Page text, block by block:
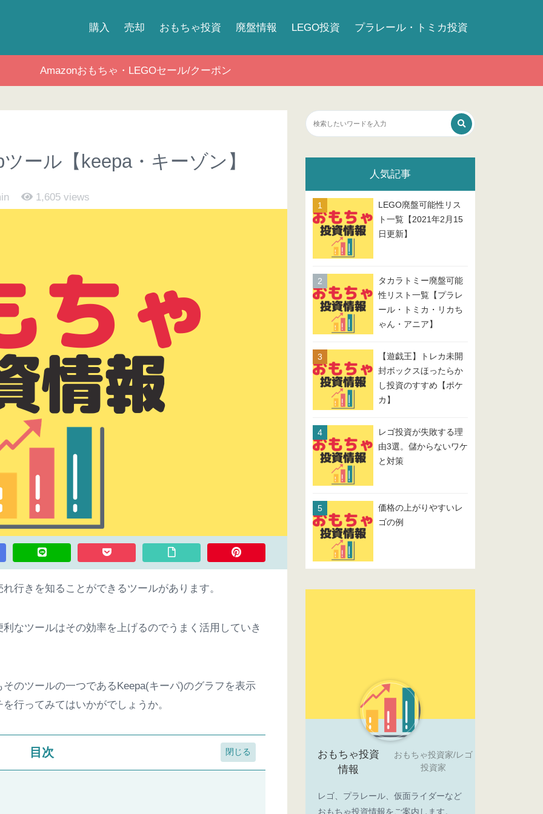
購入 売却 おもちゃ投資 廃盤情報 LEGO投資 プラレール・トミカ投資
Amazonおもちゃ・LEGOセール/クーポン
ール【keepa・キーゾン】
1,605 views
行きを知ることができるツールがあります。
なツールはその効率を上げるのでうまく活用していき
のツールの一つであるKeepa(キーパ)のグラフを表示
行ってみてはいかがでしょうか。
目次
人気記事
LEGO廃盤可能性リス
ト一覧【2021年2月15
日更新】
タカラトミー廃盤可能
性リスト一覧【プラレ
ール・トミカ・リカち
ゃん・アニア】
【遊戯王】トレカ未開
封ボックスほったらか
し投資のすすめ【ポケ
カ】
レゴ投資が失敗する理
由3選。儲からないワケ
と対策
価格の上がりやすいレ
ゴの例
おもちゃ投資
情報
おもちゃ投資家/レゴ
投資家
レゴ、プラレール、仮面ライダーなど
おもちゃ投資情報をご案内します。